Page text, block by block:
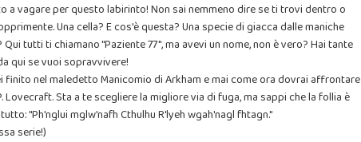
a vagare per questo labirinto! Non sai nemmeno dire se ti trovi dentro o
Una cella? E cos'è questa? Una specie di giacca dalle maniche
tutti ti chiamano "Paziente 77", ma avevi un nome, non è vero? Hai tante
qui se vuoi sopravvivere!
finito nel maledetto Manicomio di Arkham e mai come ora dovrai affrontare
Sta a te scegliere la migliore via di fuga, ma sappi che la follia è
"Ph'nglui mglw'nafh Cthulhu R'lyeh wgah'nagl fhtagn."
serie!)